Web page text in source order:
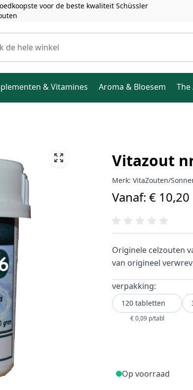
voor de beste kwaliteit Schüssler
& Vitamines Aroma & Bloesem The
Vitazout
Merk: VitaZouten/
€ 10,20
Originele celzouten
van origineel
verpakking:
120 tabletten
€ 0,09 p/tabl
Op voorraad